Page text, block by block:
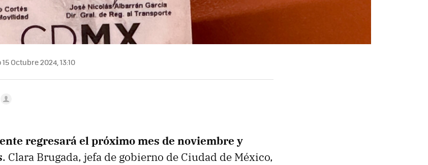
Octubre 2024, 13:10
regresará el próximo mes de noviembre y
. Clara Brugada, jefa de gobierno de Ciudad de México,